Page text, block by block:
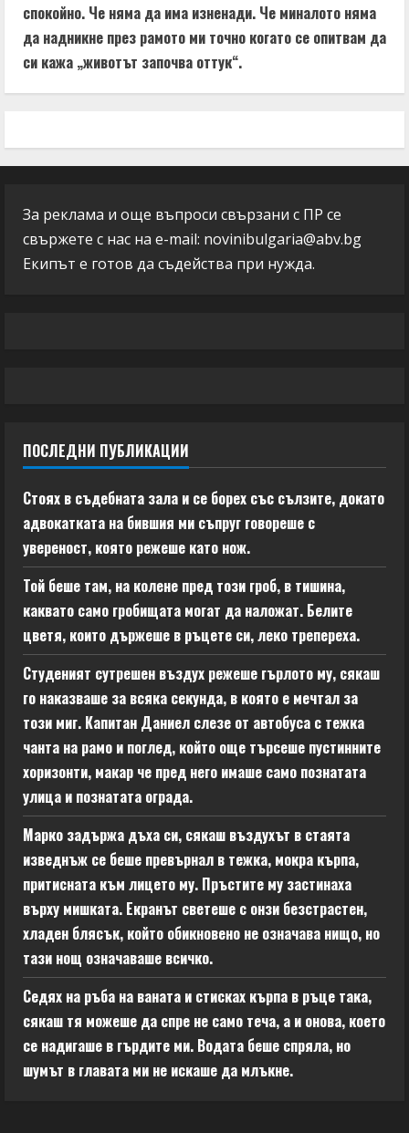
спокойно. Че няма да има изненади. Че миналото няма
да надникне през рамото ми точно когато се опитвам да
си кажа „животът започва оттук“.
За реклама и още въпроси свързани с ПР се
свържете с нас на e-mail: novinibulgaria@abv.bg
Екипът е готов да съдейства при нужда.
ПОСЛЕДНИ ПУБЛИКАЦИИ
Стоях в съдебната зала и се борех със сълзите, докато
адвокатката на бившия ми съпруг говореше с
увереност, която режеше като нож.
Той беше там, на колене пред този гроб, в тишина,
каквато само гробищата могат да наложат. Белите
цветя, които държеше в ръцете си, леко трепереха.
Студеният сутрешен въздух режеше гърлото му, сякаш
го наказваше за всяка секунда, в която е мечтал за
този миг. Капитан Даниел слезе от автобуса с тежка
чанта на рамо и поглед, който още търсеше пустинните
хоризонти, макар че пред него имаше само познатата
улица и познатата ограда.
Марко задържа дъха си, сякаш въздухът в стаята
изведнъж се беше превърнал в тежка, мокра кърпа,
притисната към лицето му. Пръстите му застинаха
върху мишката. Екранът светеше с онзи безстрастен,
хладен блясък, който обикновено не означава нищо, но
тази нощ означаваше всичко.
Седях на ръба на ваната и стисках кърпа в ръце така,
сякаш тя можеше да спре не само теча, а и онова, което
се надигаше в гърдите ми. Водата беше спряла, но
шумът в главата ми не искаше да млъкне.